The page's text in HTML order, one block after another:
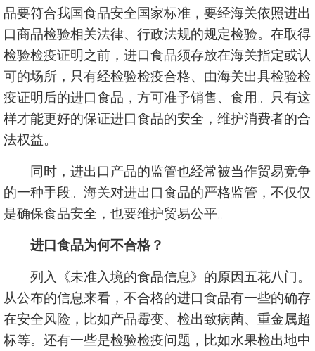
品要符合我国食品安全国家标准，要经海关依照进出
口商品检验相关法律、行政法规的规定检验。在取得
检验检疫证明之前，进口食品须存放在海关指定或认
可的场所，只有经检验检疫合格、由海关出具检验检
疫证明后的进口食品，方可准予销售、食用。只有这
样才能更好的保证进口食品的安全，维护消费者的合
法权益。
同时，进出口产品的监管也经常被当作贸易竞争
的一种手段。海关对进出口食品的严格监管，不仅仅
是确保食品安全，也要维护贸易公平。
进口食品为何不合格？
列入《未准入境的食品信息》的原因五花八门。
从公布的信息来看，不合格的进口食品有一些的确存
在安全风险，比如产品霉变、检出致病菌、重金属超
标等。还有一些是检验检疫问题，比如水果检出地中